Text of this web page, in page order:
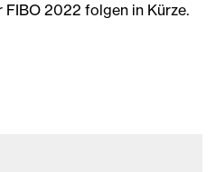
2022 folgen in Kürze.